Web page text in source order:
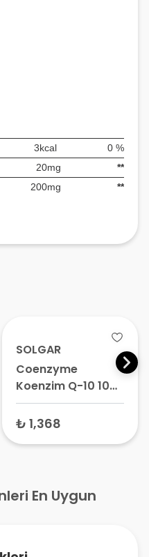
3kcal 0 %
20mg
**
200mg
**
SOLGAR
Coenzyme
Koenzim Q-10 100
mg Takviye Edici
Gıda 30 Softgel
₺ 1,368
En Uygun